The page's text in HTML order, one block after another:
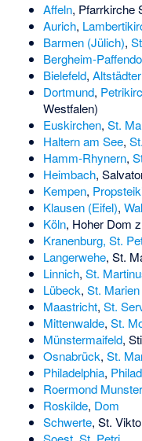
Affeln, Pfarrkirche
Aurich,
Barmen (Jülich),
Bergheim-
Bielefeld,
Dortmund,
Westfalen)
Euskirchen, St.
Haltern am See,
Hamm-Rhynern,
Heimbach,
Kempen,
Klausen (Eifel),
Köln, Hoher Dom
Kranenburg, St.
Langerwehe, St.
Linnich, St.
Lübeck, St. Marien
Maastricht, St.
Mittenwalde, St.
Münstermaifeld,
Osnabrück, St.
Philadelphia,
Roermond
Roskilde, Dom
Schwerte, St.